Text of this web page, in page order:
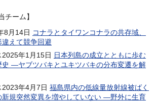
チーム】
8月14日 コナラとタイワンコナラの共存域、
えて競争回避
年1月15日 日本列島の成立とともに歩む
史 —ヤブツバキとユキツバキの分布変遷を解
年4月7日 福島県内の低線量放射線被ばく
新規突然変異を増やしていない —野外に生育